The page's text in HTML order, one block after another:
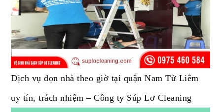
Dịch vụ dọn nhà theo giờ tại quận Nam Từ Liêm
uy tín, trách nhiệm – Công ty Súp Lơ Cleaning